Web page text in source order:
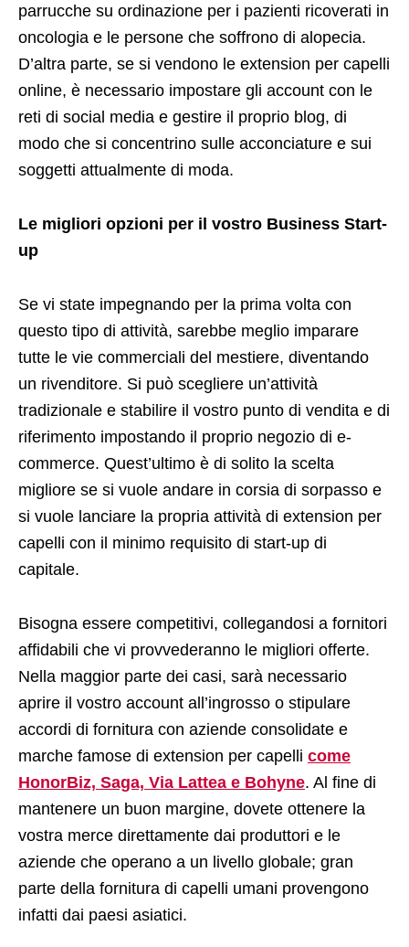
parrucche su ordinazione per i pazienti ricoverati in
oncologia e le persone che soffrono di alopecia.
D’altra parte, se si vendono le extension per capelli
online, è necessario impostare gli account con le
reti di social media e gestire il proprio blog, di
modo che si concentrino sulle acconciature e sui
soggetti attualmente di moda.
Le migliori opzioni per il vostro Business Start-
up
Se vi state impegnando per la prima volta con
questo tipo di attività, sarebbe meglio imparare
tutte le vie commerciali del mestiere, diventando
un rivenditore. Si può scegliere un’attività
tradizionale e stabilire il vostro punto di vendita e di
riferimento impostando il proprio negozio di e-
commerce. Quest’ultimo è di solito la scelta
migliore se si vuole andare in corsia di sorpasso e
si vuole lanciare la propria attività di extension per
capelli con il minimo requisito di start-up di
capitale.
Bisogna essere competitivi, collegandosi a fornitori
affidabili che vi provvederanno le migliori offerte.
Nella maggior parte dei casi, sarà necessario
aprire il vostro account all’ingrosso o stipulare
accordi di fornitura con aziende consolidate e
marche famose di extension per capelli come
HonorBiz, Saga, Via Lattea e Bohyne. Al fine di
mantenere un buon margine, dovete ottenere la
vostra merce direttamente dai produttori e le
aziende che operano a un livello globale; gran
parte della fornitura di capelli umani provengono
infatti dai paesi asiatici.